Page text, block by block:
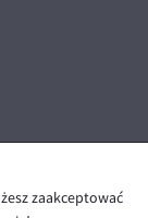
zaakceptować